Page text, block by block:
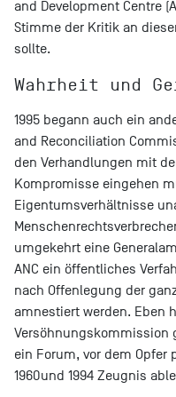
and Development Centre
Stimme der Kritik an
sollte.
Wahrheit und
1995 begann auch ein
and Reconciliation
den Verhandlungen mit
Kompromisse eingehen
Eigentumsverhältnisse
umgekehrt eine
ANC ein öffentliches
nach Offenlegung der
amnestiert werden. Eben
Versöhnungskommission
ein Forum, vor dem Opfer
1960und 1994 Zeugnis